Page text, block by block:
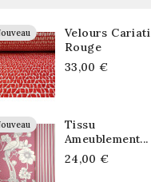
Velours Cariati
Rouge
33,00 €
Tissu
Ameublement...
24,00 €